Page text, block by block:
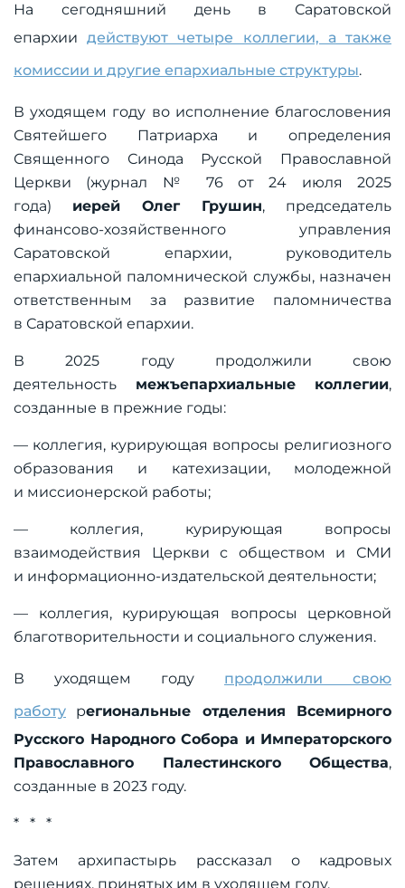
На сегодняшний день в Саратовской
епархиидействуют четыре коллегии, а также
комиссии и другие епархиальные структуры.
В уходящем году во исполнение благословения
Святейшего Патриарха и определения
Священного Синода Русской Православной
Церкви (журнал № 76 от 24 июля 2025
года) иерей Олег Грушин, председатель
финансово-хозяйственного управления
Саратовской епархии, руководитель
епархиальной паломнической службы, назначен
ответственным за развитие паломничества
в Саратовской епархии.
В 2025 году продолжили свою
деятельность межъепархиальные коллегии,
созданные в прежние годы:
— коллегия, курирующая вопросы религиозного
образования и катехизации, молодежной
и миссионерской работы;
— коллегия, курирующая вопросы
взаимодействия Церкви с обществом и СМИ
и информационно-издательской деятельности;
— коллегия, курирующая вопросы церковной
благотворительности и социального служения.
В уходящем году продолжили свою
работу региональные отделения Всемирного
Русского Народного Собора и Императорского
Православного Палестинского Общества,
созданные в 2023 году.
* * *
Затем архипастырь рассказал о кадровых
решениях, принятых им в уходящем году.